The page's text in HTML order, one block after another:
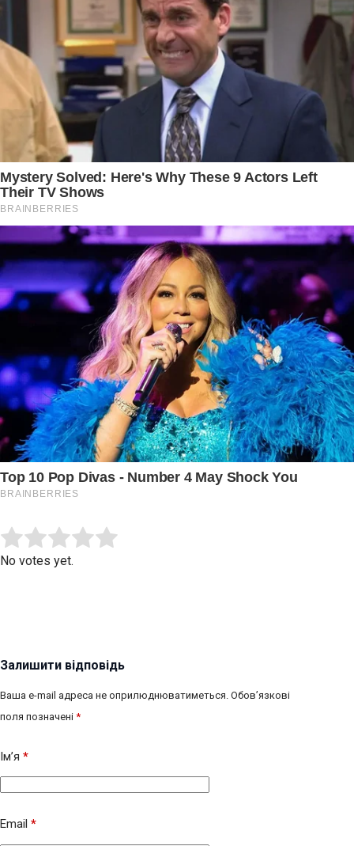
Rate this item:
No votes yet.
Залишити відповідь
Ваша e-mail адреса не оприлюднюватиметься. Обов’язкові
поля позначені *
Ім’я *
Email *